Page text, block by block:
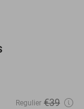
Regulier €39